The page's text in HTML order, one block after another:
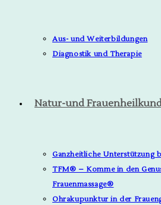
Aus- und Weiterbildungen
Diagnostik und Therapie
Natur-und
Ganzheitliche Unterstützung
TFM® – Komme in den
Frauenmassage®
Ohrakupunktur in der